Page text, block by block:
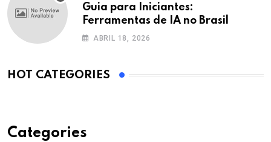
Guia para Iniciantes:
Ferramentas de IA no Brasil
ABRIL 18, 2026
HOT CATEGORIES
Categories